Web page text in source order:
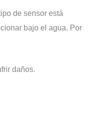
de sensor está
bajo el agua. Por
daños.